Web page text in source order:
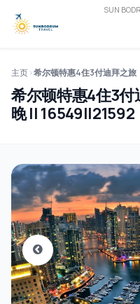
SUN
主页 希尔顿特惠4住3付迪拜之
希尔顿特惠4住3
晚 || 16549||21592